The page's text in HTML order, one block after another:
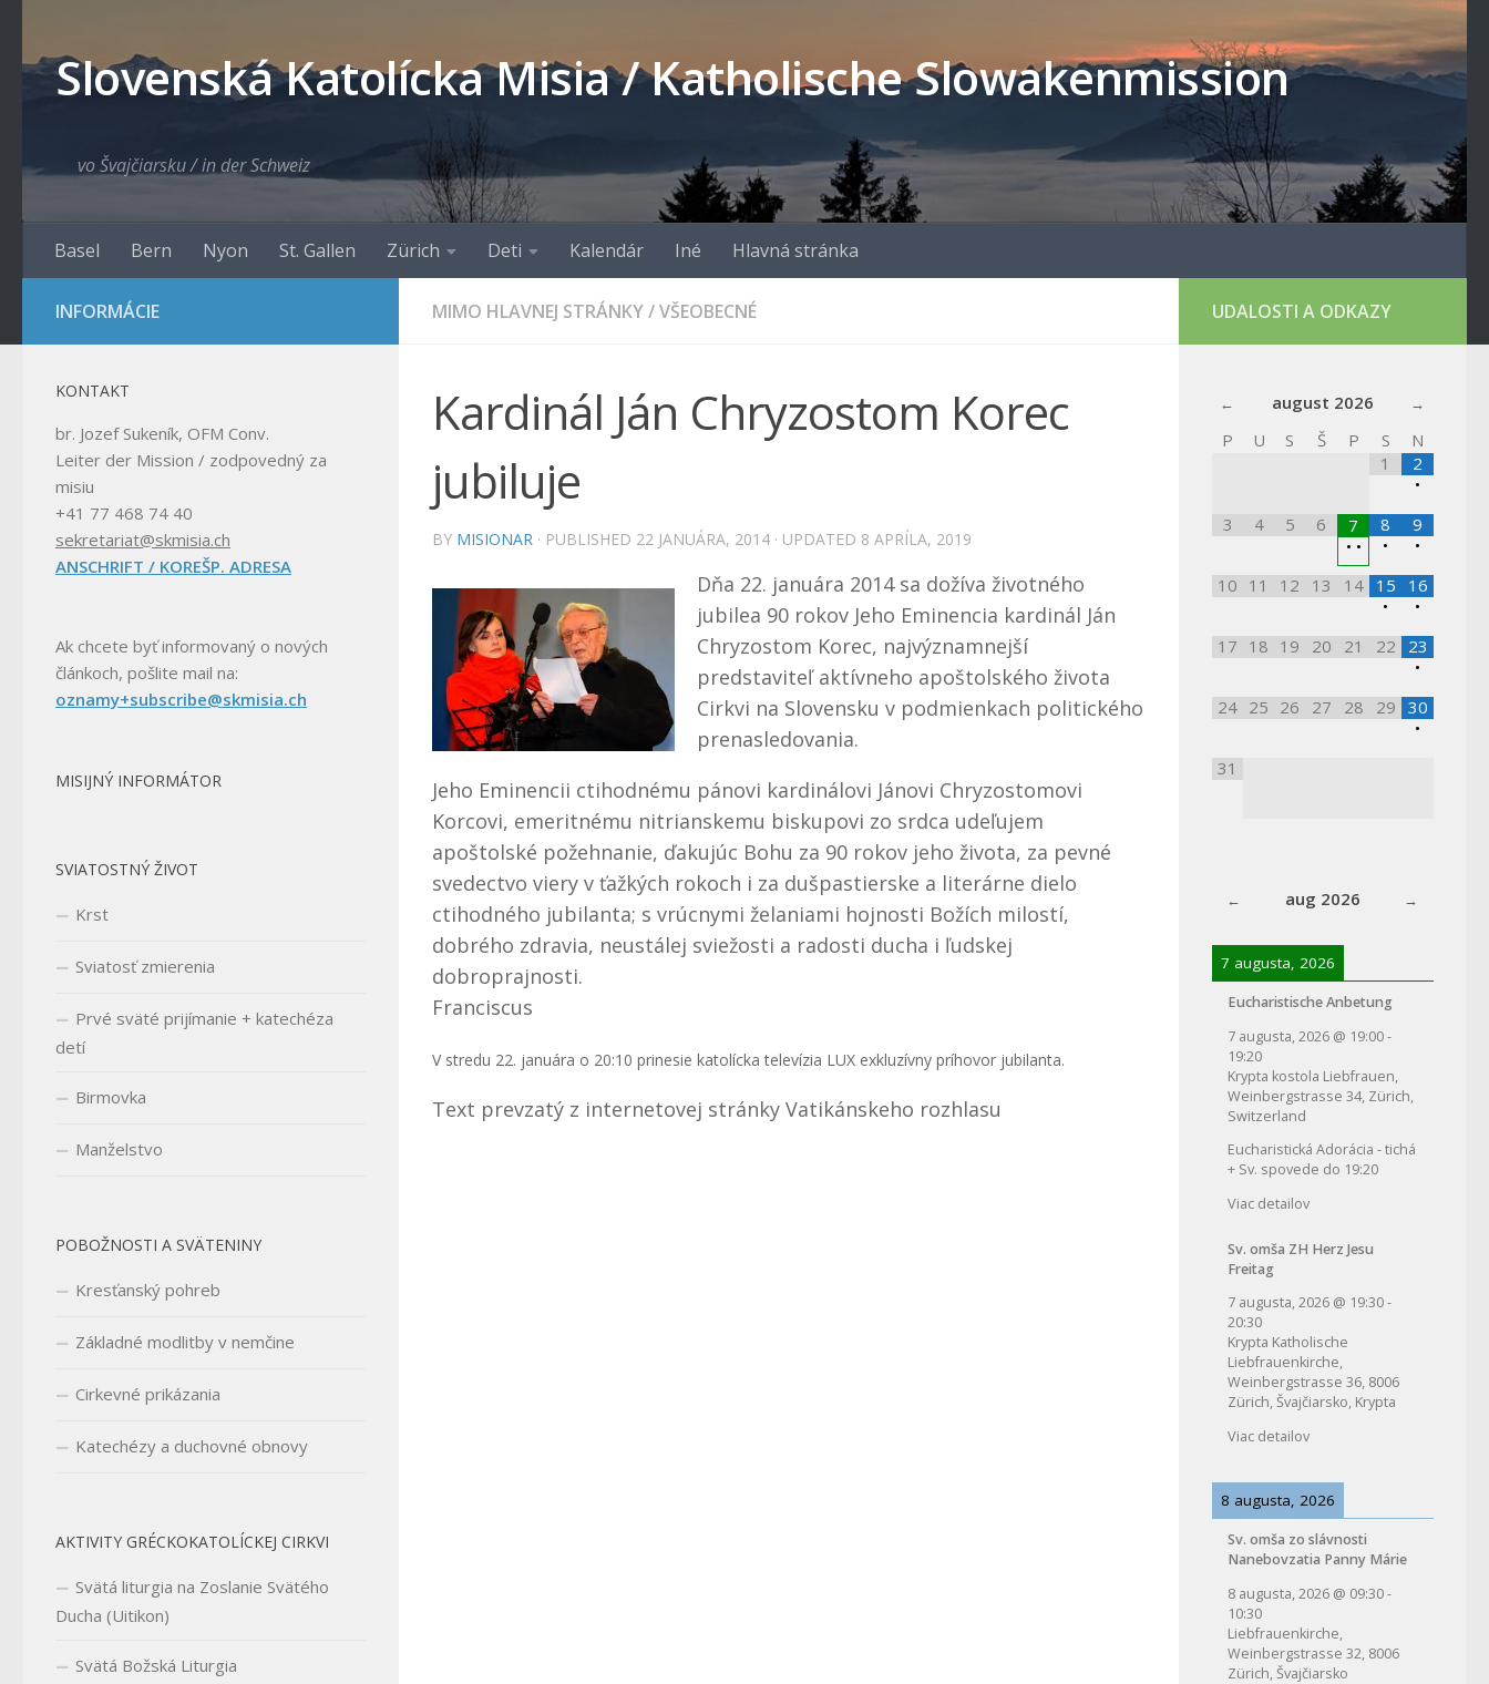
Slovenská Katolícka Misia / Katholische Slowakenmission
vo Švajčiarsku / in der Schweiz
Basel Bern Nyon St. Gallen Zürich Deti Kalendár Iné Hlavná stránka
MIMO HLAVNEJ STRÁNKY/VŠEOBECNÉ
Kardinál Ján Chryzostom Korec
jubiluje
BY MISIONAR · PUBLISHED 22 JANUÁRA, 2014 · UPDATED 8 APRÍLA, 2019
Dňa 22. januára 2014 sa dožíva životného
jubilea 90 rokov Jeho Eminencia kardinál Ján
Chryzostom Korec, najvýznamnejší
predstaviteľ aktívneho apoštolského života
Cirkvi na Slovensku v podmienkach politického
prenasledovania.
Jeho Eminencii ctihodnému pánovi kardinálovi Jánovi Chryzostomovi
Korcovi, emeritnému nitrianskemu biskupovi zo srdca udeľujem
apoštolské požehnanie, ďakujúc Bohu za 90 rokov jeho života, za pevné
svedectvo viery v ťažkých rokoch i za dušpastierske a literárne dielo
ctihodného jubilanta; s vrúcnymi želaniami hojnosti Božích milostí,
dobrého zdravia, neustálej sviežosti a radosti ducha i ľudskej
dobroprajnosti.
Franciscus
V stredu 22. januára o 20:10 prinesie katolícka televízia LUX exkluzívny príhovor jubilanta.
Text prevzatý z internetovej stránky Vatikánskeho rozhlasu
INFORMÁCIE
KONTAKT
br. Jozef Sukeník, OFM Conv.
Leiter der Mission / zodpovedný za
misiu
+41 77 468 74 40
sekretariat@skmisia.ch
ANSCHRIFT / KOREŠP. ADRESA
Ak chcete byť informovaný o nových
článkoch, pošlite mail na:
oznamy+subscribe@skmisia.ch
MISIJNÝ INFORMÁTOR
SVIATOSTNÝ ŽIVOT
Krst
Sviatosť zmierenia
Prvé sväté prijímanie + katechéza
detí
Birmovka
Manželstvo
POBOŽNOSTI A SVÄTENINY
Kresťanský pohreb
Základné modlitby v nemčine
Cirkevné prikázania
Katechézy a duchovné obnovy
AKTIVITY GRÉCKOKATOLÍCKEJ CIRKVI
Svätá liturgia na Zoslanie Svätého
Ducha (Uitikon)
Svätá Božská Liturgia
UDALOSTI A ODKAZY
august 2026
P
U S Š P S
N
1
2
•
3
4 5 6
7
• •
8
•
9
•
10 11 12 13 14
15
•
16
•
17 18 19 20 21 22
23
•
24 25 26 27 28 29 30
•
31
aug 2026
7 augusta, 2026
Eucharistische Anbetung
7 augusta, 2026 @ 19:00-
19:20
Krypta kostola Liebfrauen,
Weinbergstrasse 34, Zürich,
Switzerland
Eucharistická Adorácia - tichá
+ Sv. spovede do 19:20
Viac detailov
Sv. omša ZH Herz Jesu
Freitag
7 augusta, 2026 @ 19:30-
20:30
Krypta Katholische
Liebfrauenkirche,
Weinbergstrasse 36, 8006
Zürich, Švajčiarsko, Krypta
Viac detailov
8 augusta, 2026
Sv. omša zo slávnosti
Nanebovzatia Panny Márie
8 augusta, 2026 @ 09:30-
10:30
Liebfrauenkirche,
Weinbergstrasse 32, 8006
Zürich, Švajčiarsko